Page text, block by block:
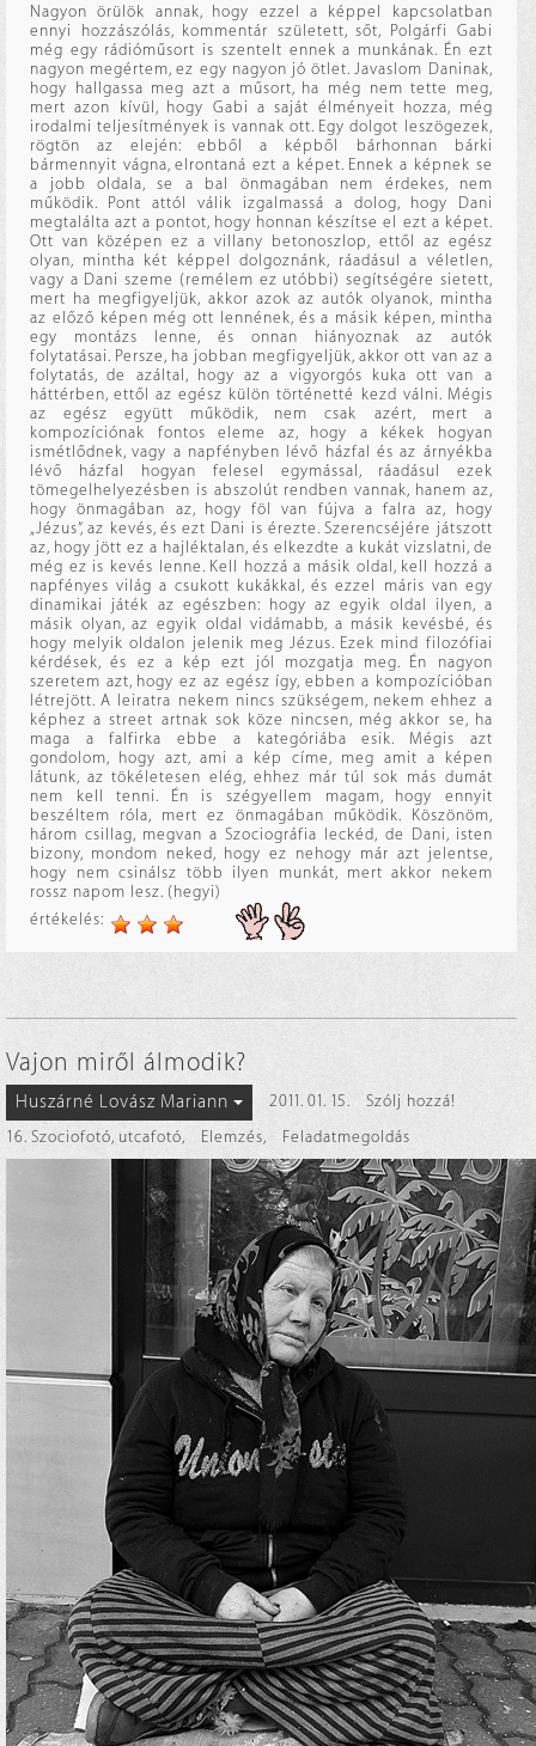
Nagyon örülök annak, hogy ezzel a képpel kapcsolatban
ennyi hozzászólás, kommentár született, sőt, Polgárfi Gabi
még egy rádióműsort is szentelt ennek a munkának. Én ezt
nagyon megértem, ez egy nagyon jó ötlet. Javaslom Daninak,
hogy hallgassa meg azt a műsort, ha még nem tette meg,
mert azon kívül, hogy Gabi a saját élményeit hozza, még
irodalmi teljesítmények is vannak ott. Egy dolgot leszögezek,
rögtön az elején: ebből a képből bárhonnan bárki
bármennyit vágna, elrontaná ezt a képet. Ennek a képnek se
a jobb oldala, se a bal önmagában nem érdekes, nem
működik. Pont attól válik izgalmassá a dolog, hogy Dani
megtalálta azt a pontot, hogy honnan készítse el ezt a képet.
Ott van középen ez a villany betonoszlop, ettől az egész
olyan, mintha két képpel dolgoznánk, ráadásul a véletlen,
vagy a Dani szeme (remélem ez utóbbi) segítségére sietett,
mert ha megfigyeljük, akkor azok az autók olyanok, mintha
az előző képen még ott lennének, és a másik képen, mintha
egy montázs lenne, és onnan hiányoznak az autók
folytatásai. Persze, ha jobban megfigyeljük, akkor ott van az a
folytatás, de azáltal, hogy az a vigyorgós kuka ott van a
háttérben, ettől az egész külön történetté kezd válni. Mégis
az egész együtt működik, nem csak azért, mert a
kompozíciónak fontos eleme az, hogy a kékek hogyan
ismétlődnek, vagy a napfényben lévő házfal és az árnyékba
lévő házfal hogyan felesel egymással, ráadásul ezek
tömegelhelyezésben is abszolút rendben vannak, hanem az,
hogy önmagában az, hogy föl van fújva a falra az, hogy
„Jézus”, az kevés, és ezt Dani is érezte. Szerencséjére játszott
az, hogy jött ez a hajléktalan, és elkezdte a kukát vizslatni, de
még ez is kevés lenne. Kell hozzá a másik oldal, kell hozzá a
napfényes világ a csukott kukákkal, és ezzel máris van egy
dinamikai játék az egészben: hogy az egyik oldal ilyen, a
másik olyan, az egyik oldal vidámabb, a másik kevésbé, és
hogy melyik oldalon jelenik meg Jézus. Ezek mind filozófiai
kérdések, és ez a kép ezt jól mozgatja meg. Én nagyon
szeretem azt, hogy ez az egész így, ebben a kompozícióban
létrejött. A leiratra nekem nincs szükségem, nekem ehhez a
képhez a street artnak sok köze nincsen, még akkor se, ha
maga a falfirka ebbe a kategóriába esik. Mégis azt
gondolom, hogy azt, ami a kép címe, meg amit a képen
látunk, az tökéletesen elég, ehhez már túl sok más dumát
nem kell tenni. Én is szégyellem magam, hogy ennyit
beszéltem róla, mert ez önmagában működik. Köszönöm,
három csillag, megvan a Szociográfia leckéd, de Dani, isten
bizony, mondom neked, hogy ez nehogy már azt jelentse,
hogy nem csinálsz több ilyen munkát, mert akkor nekem
rossz napom lesz. (hegyi)
értékelés:
Vajon miről álmodik?
Huszárné Lovász Mariann 2011. 01. 15.
Szólj hozzá!
16. Szociofotó, utcafotó, Elemzés, Feladatmegoldás